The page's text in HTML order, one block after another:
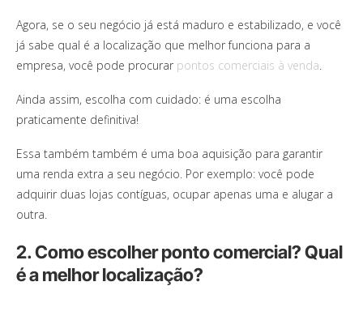
Agora, se o seu negócio já está maduro e estabilizado, e você
já sabe qual é a localização que melhor funciona para a
empresa, você pode procurar pontos comerciais à venda.
Ainda assim, escolha com cuidado: é uma escolha
praticamente definitiva!
Essa também também é uma boa aquisição para garantir
uma renda extra a seu negócio. Por exemplo: você pode
adquirir duas lojas contíguas, ocupar apenas uma e alugar a
outra.
2. Como escolher ponto comercial? Qual
é a melhor localização?